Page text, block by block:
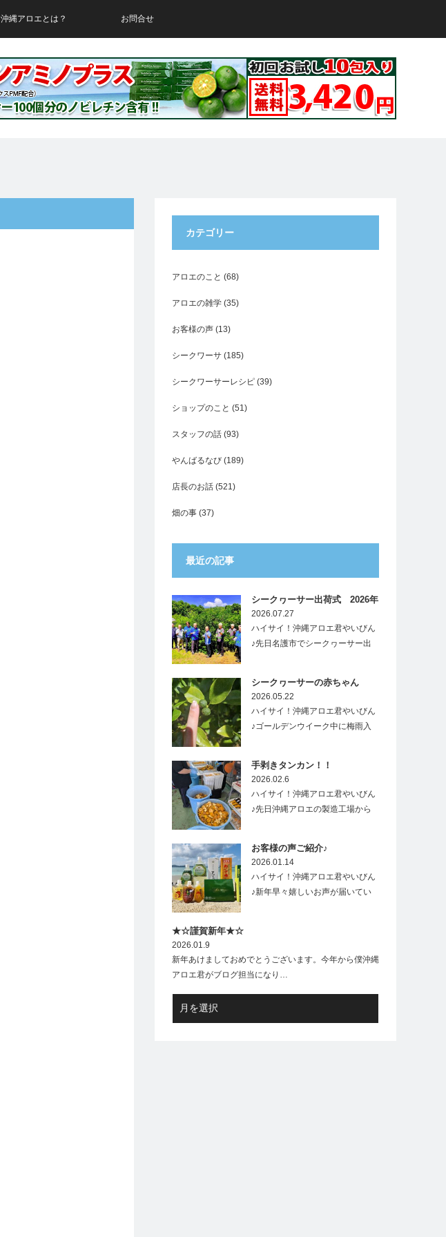
沖縄アロエとは？ お問合せ
カテゴリー
アロエのこと (68)
アロエの雑学 (35)
お客様の声 (13)
シークワーサ (185)
シークワーサーレシピ (39)
ショップのこと (51)
スタッフの話 (93)
やんばるなび (189)
店長のお話 (521)
畑の事 (37)
最近の記事
シークヮーサー出荷式 2026年
2026.07.27
ハイサイ！沖縄アロエ君やいびん
♪先日名護市でシークヮーサー出
シークヮーサーの赤ちゃん
2026.05.22
ハイサイ！沖縄アロエ君やいびん
♪ゴールデンウイーク中に梅雨入
手剥きタンカン！！
2026.02.6
ハイサイ！沖縄アロエ君やいびん
♪先日沖縄アロエの製造工場から
お客様の声ご紹介♪
2026.01.14
ハイサイ！沖縄アロエ君やいびん
♪新年早々嬉しいお声が届いてい
★☆謹賀新年★☆
2026.01.9
新年あけましておめでとうございます。今年から僕沖縄
アロエ君がブログ担当になり…